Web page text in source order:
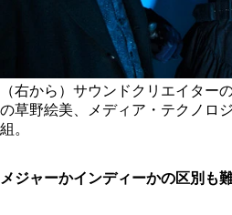
（右から）サウンドクリエイター
の草野絵美、メディア・テクノロ
組。
メジャーかインディーかの区別も